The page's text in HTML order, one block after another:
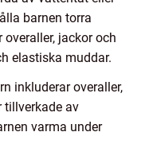
barnen torra
overaller, jackor och
elastiska muddar.
inkluderar overaller,
tillverkade av
varma under